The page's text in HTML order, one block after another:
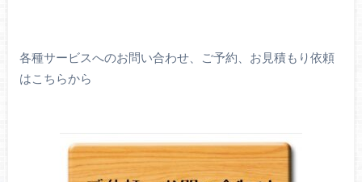
各種サービスへのお問い合わせ、ご予約、お見積もり依頼
はこちらから